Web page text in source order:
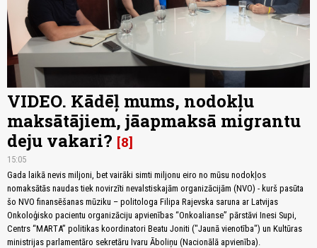
VIDEO. Kādēļ mums, nodokļu
maksātājiem, jāapmaksā migrantu
deju vakari? 8
15:05
Gada laikā nevis miljoni, bet vairāki simti miljonu eiro no mūsu nodokļos
nomaksātās naudas tiek novirzīti nevalstiskajām organizācijām (NVO) - kurš pasūta
šo NVO finansēšanas mūziku – politologa Filipa Rajevska saruna ar Latvijas
Onkoloģisko pacientu organizāciju apvienības “Onkoalianse” pārstāvi Inesi Supi,
Centrs “MARTA” politikas koordinatori Beatu Joniti ("Jaunā vienotība") un Kultūras
ministrijas parlamentāro sekretāru Ivaru Āboliņu (Nacionālā apvienība).